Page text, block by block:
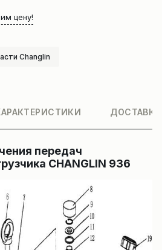
цену!
Changlin
передач
CHANGLIN 936